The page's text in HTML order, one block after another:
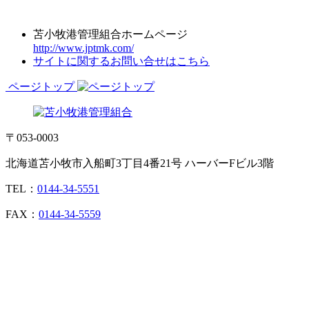
苫小牧港管理組合ホームページ
http://www.jptmk.com/
サイトに関するお問い合せはこちら
ページトップ
〒053-0003
北海道苫小牧市入船町3丁目4番21号 ハーバーFビル3階
TEL： 0144-34-5551
FAX： 0144-34-5559